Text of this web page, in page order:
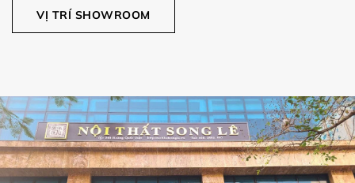
VỊ TRÍ SHOWROOM